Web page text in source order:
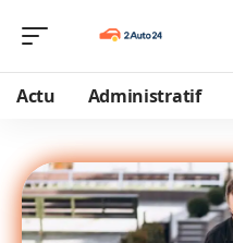
Actu Administratif